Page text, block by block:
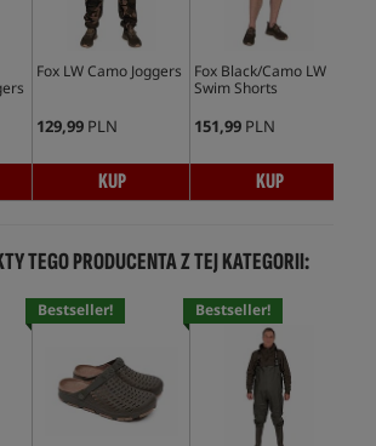
Fox LW Camo Joggers
129,99 PLN
KUP
Fox Black/Camo LW
Swim Shorts
151,99 PLN
KUP
TEGO PRODUCENTA Z TEJ KATEGORII:
Bestseller! Bestseller!